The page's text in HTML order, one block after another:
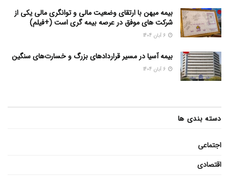
بیمه میهن با ارتقای وضعیت مالی و توانگری مالی یکی از
شرکت های موفق در عرصه بیمه گری است (+فیلم)
6 آبان 1404
بیمه آسیا در مسیر قرارداد‌های بزرگ و خسارت‌های سنگین
6 آبان 1404
دسته بندی ها
اجتماعی
اقتصادی